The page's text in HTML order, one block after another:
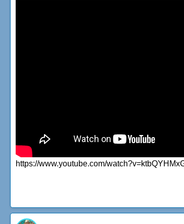
https://www.youtube.com/